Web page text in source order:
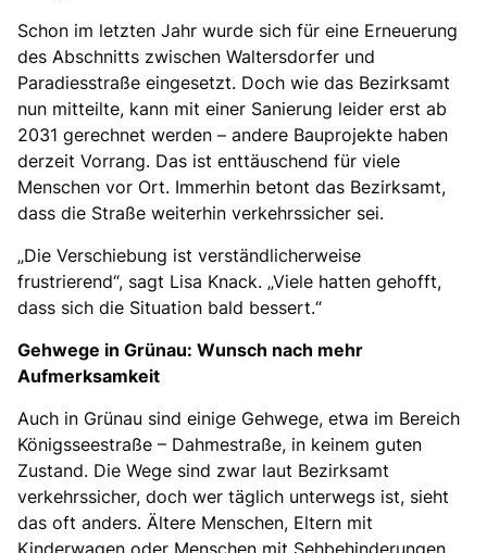
Schon im letzten Jahr wurde sich für eine Erneuerung
des Abschnitts zwischen Waltersdorfer und
Paradiesstraße eingesetzt. Doch wie das Bezirksamt
nun mitteilte, kann mit einer Sanierung leider erst ab
2031 gerechnet werden – andere Bauprojekte haben
derzeit Vorrang. Das ist enttäuschend für viele
Menschen vor Ort. Immerhin betont das Bezirksamt,
dass die Straße weiterhin verkehrssicher sei.
Die Verschiebung ist verständlicherweise
frustrierend“, sagt Lisa Knack. „Viele hatten gehofft,
dass sich die Situation bald bessert.“
Gehwege in Grünau: Wunsch nach mehr
Aufmerksamkeit
Auch in Grünau sind einige Gehwege, etwa im Bereich
Königsseestraße – Dahmestraße, in keinem guten
Zustand. Die Wege sind zwar laut Bezirksamt
verkehrssicher, doch wer täglich unterwegs ist, sieht
das oft anders. Ältere Menschen, Eltern mit
Kinderwagen oder Menschen mit Sehbehinderungen